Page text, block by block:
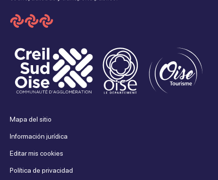
Mapa del sitio
Información jurídica
Editar mis cookies
Política de privacidad